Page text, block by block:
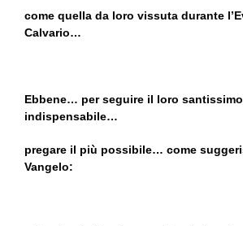
come quella da loro vissuta durante
Calvario…
Ebbene… per seguire il loro
indispensabile…
pregare il più possibile… come
Vangelo: